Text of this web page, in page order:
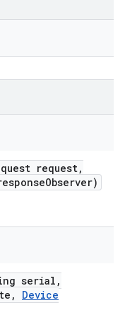
request,
Observer)
serial ,
,
Device